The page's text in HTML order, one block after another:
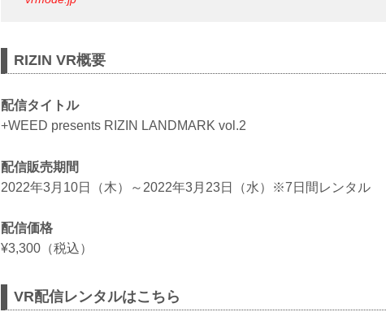
RIZIN VR概要
配信タイトル
+WEED presents RIZIN LANDMARK vol.2
配信販売期間
2022年3月10日（木）～2022年3月23日（水）※7日間レンタル
配信価格
¥3,300（税込）
VR配信レンタルはこちら